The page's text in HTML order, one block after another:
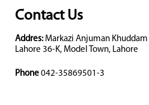
Contact Us
Addres: Markazi Anjuman
Lahore 36-K, Model Town, Lahore
Phone 042-35869501-3